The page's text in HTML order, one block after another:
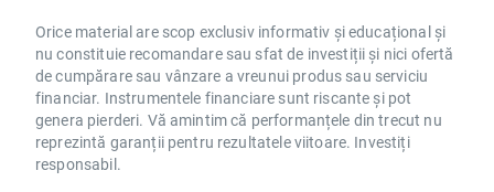
Orice material are scop exclusiv informativ și educațional și
nu constituie recomandare sau sfat de investiții și nici ofertă
de cumpărare sau vânzare a vreunui produs sau serviciu
financiar. Instrumentele financiare sunt riscante și pot
genera pierderi. Vă amintim că performanțele din trecut nu
reprezintă garanții pentru rezultatele viitoare. Investiți
responsabil.